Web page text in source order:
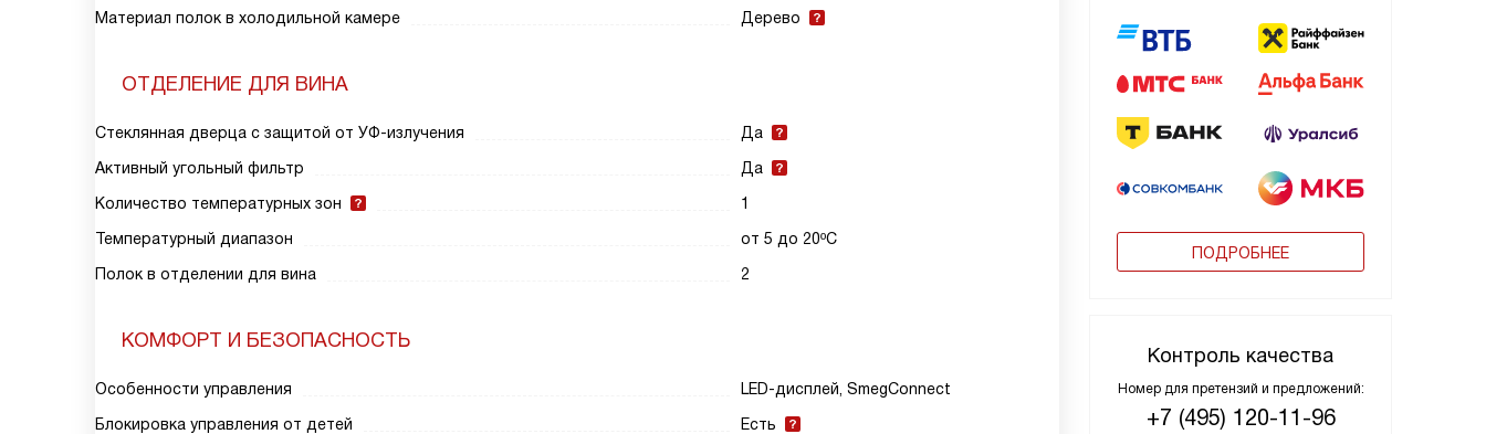
ПОДРОБНЕЕ
Контроль качества
Номер для претензий и предложений:
+7 (495) 120-11-96
Материал полок в холодильной камере
Дерево
ОТДЕЛЕНИЕ ДЛЯ ВИНА
Стеклянная дверца с защитой от УФ-излучения
Да
Активный угольный фильтр
Да
Количество температурных зон
1
Температурный диапазон
от 5 до 20ºС
Полок в отделении для вина
2
КОМФОРТ И БЕЗОПАСНОСТЬ
Особенности управления
LED-дисплей, SmegConnect
Блокировка управления от детей
Есть